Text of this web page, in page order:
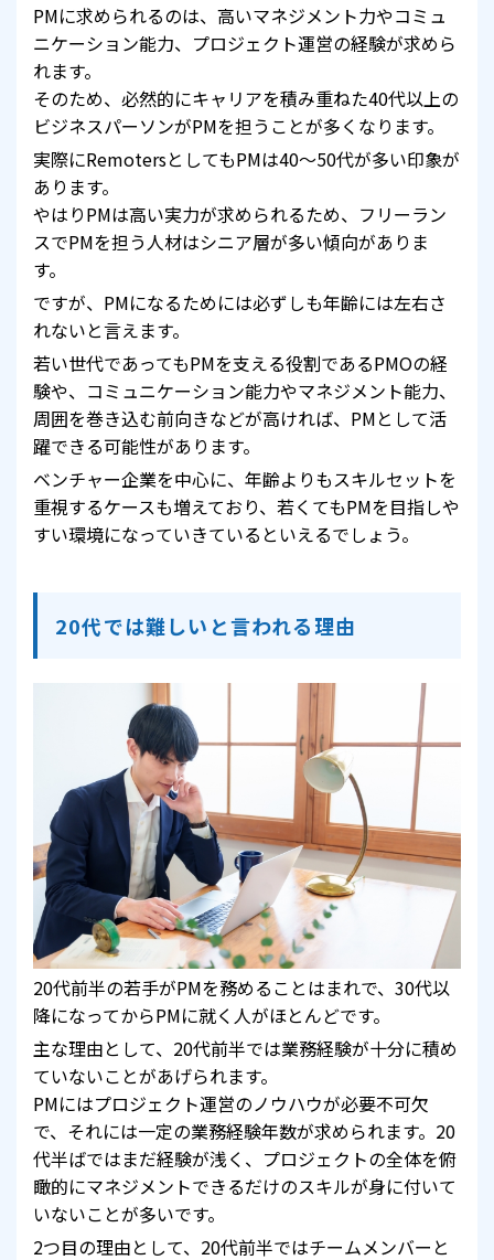
PMに求められるのは、高いマネジメント力やコミュ
ニケーション能力、プロジェクト運営の経験が求めら
れます。
そのため、必然的にキャリアを積み重ねた40代以上の
ビジネスパーソンがPMを担うことが多くなります。
実際にRemotersとしてもPMは40～50代が多い印象が
あります。
やはりPMは高い実力が求められるため、フリーラン
スでPMを担う人材はシニア層が多い傾向がありま
す。
ですが、PMになるためには必ずしも年齢には左右さ
れないと言えます。
若い世代であってもPMを支える役割であるPMOの経
験や、コミュニケーション能力やマネジメント能力、
周囲を巻き込む前向きなどが高ければ、PMとして活
躍できる可能性があります。
ベンチャー企業を中心に、年齢よりもスキルセットを
重視するケースも増えており、若くてもPMを目指しや
すい環境になっていきているといえるでしょう。
20代では難しいと言われる理由
20代前半の若手がPMを務めることはまれで、30代以
降になってからPMに就く人がほとんどです。
主な理由として、20代前半では業務経験が十分に積め
ていないことがあげられます。
PMにはプロジェクト運営のノウハウが必要不可欠
で、それには一定の業務経験年数が求められます。20
代半ばではまだ経験が浅く、プロジェクトの全体を俯
瞰的にマネジメントできるだけのスキルが身に付いて
いないことが多いです。
2つ目の理由として、20代前半ではチームメンバーと